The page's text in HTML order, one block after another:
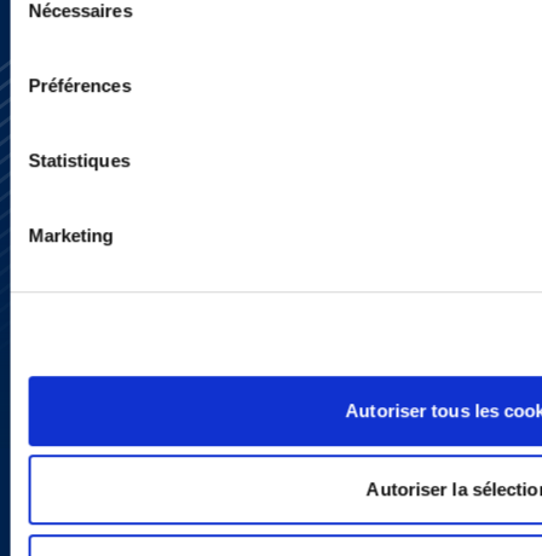
Nécessaires
Préférences
Statistiques
Marketing
Autoriser tous les
Autoriser la
Subscribe
Press
LinkedIn
Legal Notice and Disclaimer